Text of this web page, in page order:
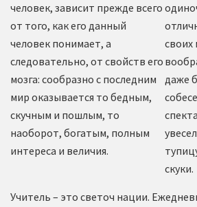
человек, зависит прежде всего
от того, как его данный
человек понимает, а
следовательно, от свойств его
мозга: сообразно с последним
мир оказывается то бедным,
скучным и пошлым, то
наоборот, богатым, полным
интереса и величия.
своих
даже
скуки.
Учитель – это светоч нации.